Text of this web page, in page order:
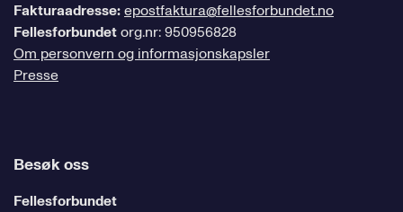
Fakturaadresse:epostfaktura@fellesforbundet.no
Fellesforbundetorg.nr: 950956828
Om personvern og informasjonskapsler
Presse
Besøk oss
Fellesforbundet